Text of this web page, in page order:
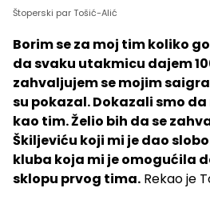
Štoperski par Tošić-Alić
Borim se za moj tim koliko
da svaku utakmicu dajem
zahvaljujem se mojim
su pokazal. Dokazali smo
kao tim. Želio bih da se
Škiljeviću koji mi je dao
kluba koja mi je omogućila
sklopu prvog tima. Rekao je